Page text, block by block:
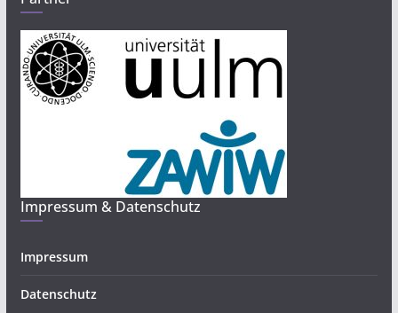
Impressum & Datenschutz
Impressum
Datenschutz